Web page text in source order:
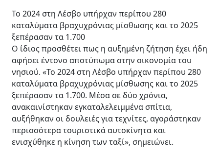
Το 2024 στη Λέσβο υπήρχαν περίπου 280
καταλύματα βραχυχρόνιας μίσθωσης και το 2025
ξεπέρασαν τα 1.700
Ο ίδιος προσθέτει πως η αυξημένη ζήτηση έχει ήδη
αφήσει έντονο αποτύπωμα στην οικονομία του
νησιού. «Το 2024 στη Λέσβο υπήρχαν περίπου 280
καταλύματα βραχυχρόνιας μίσθωσης και το 2025
ξεπέρασαν τα 1.700. Μέσα σε δύο χρόνια,
ανακαινίστηκαν εγκαταλελειμμένα σπίτια,
αυξήθηκαν οι δουλειές για τεχνίτες, αγοράστηκαν
περισσότερα τουριστικά αυτοκίνητα και
ενισχύθηκε η κίνηση των ταξί», σημειώνει.